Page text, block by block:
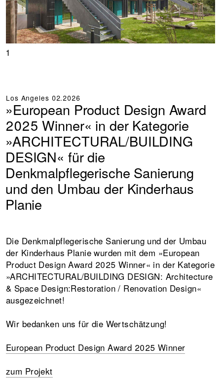
1
Los Angeles 02.2026
»European Product Design Award
2025 Winner« in der Kategorie
»ARCHITECTURAL/BUILDING
DESIGN« für die
Denkmalpflegerische Sanierung
und den Umbau der Kinderhaus
Planie
Die Denkmalpflegerische Sanierung und der Umbau
der Kinderhaus Planie wurden mit dem »European
Product Design Award 2025 Winner« in der Kategorie
»ARCHITECTURAL/BUILDING DESIGN: Architecture
& Space Design:Restoration / Renovation Design«
ausgezeichnet!
Wir bedanken uns für die Wertschätzung!
European Product Design Award 2025 Winner
zum Projekt